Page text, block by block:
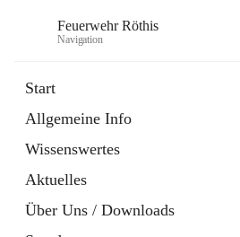
Feuerwehr Röthis
Navigation
Start
Allgemeine Info
Wissenswertes
Aktuelles
Über Uns / Downloads
Datei
in
Tab
SPAR Pfandbonspende
Datei
öffnet
in
neuem